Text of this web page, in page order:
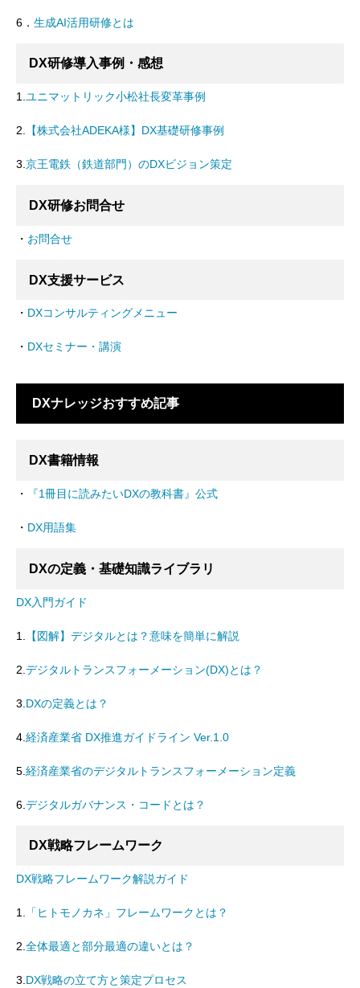
6． 生成AI活用研修とは
DX研修導入事例・感想
1.ユニマットリック小松社長変革事例
2. 【株式会社ADEKA様】DX基礎研修事例
3.京王電鉄（鉄道部門）のDXビジョン策定
DX研修お問合せ
・ お問合せ
DX支援サービス
・ DXコンサルティングメニュー
・ DXセミナー・講演
DXナレッジおすすめ記事
DX書籍情報
・ 『1冊目に読みたいDXの教科書』公式
・ DX用語集
DXの定義・基礎知識ライブラリ
DX入門ガイド
1. 【図解】デジタルとは？意味を簡単に解説
2. デジタルトランスフォーメーション(DX)とは？
3. DXの定義とは？
4. 経済産業省 DX推進ガイドライン Ver.1.0
5. 経済産業省のデジタルトランスフォーメーション定義
6. デジタルガバナンス・コードとは？
DX戦略フレームワーク
DX戦略フレームワーク解説ガイド
1. 「ヒトモノカネ」フレームワークとは？
2.全体最適と部分最適の違いとは？
3.DX戦略の立て方と策定プロセス